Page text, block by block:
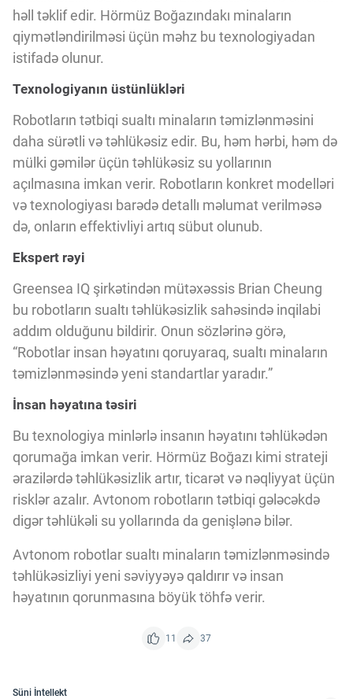
Gələcəyin Təhlili
Podkastlar
həll təklif edir. Hörmüz Boğazındakı minaların
qiymətləndirilməsi üçün məhz bu texnologiyadan
istifadə olunur.
Texnologiyanın üstünlükləri
Robotların tətbiqi sualtı minaların təmizlənməsini
daha sürətli və təhlükəsiz edir. Bu, həm hərbi, həm də
mülki gəmilər üçün təhlükəsiz su yollarının
açılmasına imkan verir. Robotların konkret modelləri
və texnologiyası barədə detallı məlumat verilməsə
də, onların effektivliyi artıq sübut olunub.
Ekspert rəyi
Greensea IQ şirkətindən mütəxəssis Brian Cheung
bu robotların sualtı təhlükəsizlik sahəsində inqilabi
addım olduğunu bildirir. Onun sözlərinə görə,
“Robotlar insan həyatını qoruyaraq, sualtı minaların
təmizlənməsində yeni standartlar yaradır.”
İnsan həyatına təsiri
Bu texnologiya minlərlə insanın həyatını təhlükədən
qorumağa imkan verir. Hörmüz Boğazı kimi strateji
ərazilərdə təhlükəsizlik artır, ticarət və nəqliyyat üçün
risklər azalır. Avtonom robotların tətbiqi gələcəkdə
digər təhlükəli su yollarında da genişlənə bilər.
Avtonom robotlar sualtı minaların təmizlənməsində
təhlükəsizliyi yeni səviyyəyə qaldırır və insan
həyatının qorunmasına böyük töhfə verir.
11 37
Süni İntellekt